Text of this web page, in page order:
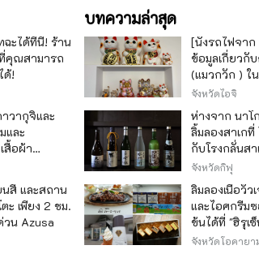
ฉะได้ที่นี่! ร้าน
คุณสามารถ
ด้!
วากุจิและ
และ
สื้อผ้า
ะจุดชมวิว
นสี และสถาน
ะ เพียง 2 ชม.
วน Azusa
บทความล่าสุด
[นั่งรถไฟจา
ข้อมูลเกี่ยวกั
(แมวกวัก ) ใน
ซึ่งเป็นแหล่งผ
ของญี่ปุ่น
จังหวัดไอจิ
ห่างจาก นาโ
ลิ้มลองสาเก
กับโรงกลั่นส
แห่ง
จังหวัดกิฟุ
ลิ้มลองเนื้อวั
และไอศกรีม
ข้นได้ที่ "ฮิรุเ
จังหวัดโอคายา